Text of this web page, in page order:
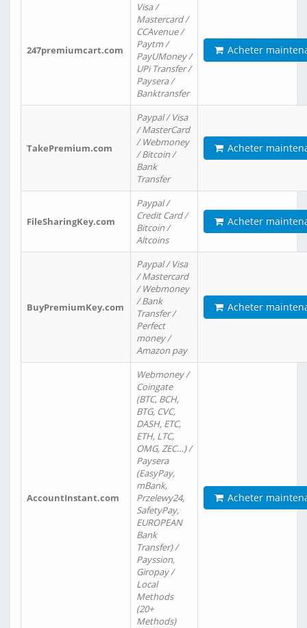
247premiumcart.com
Visa /
Mastercard /
CCAvenue /
Paytm /
PayUMoney /
UPi Transfer /
Paysera /
Banktransfer
Acheter
TakePremium.com
Paypal / Visa
/ MasterCard
/ Webmoney
/ Bitcoin /
Bank
Transfer
Acheter
FileSharingKey.com
Paypal /
Credit Card /
Bitcoin /
Altcoins
Acheter
BuyPremiumKey.com
Paypal / Visa
/ Mastercard
/ Webmoney
/ Bank
Transfer /
Perfect
money /
Amazon pay
Acheter
AccountInstant.com
Webmoney /
Coingate
(BTC, BCH,
BTG, CVC,
DASH, ETC,
ETH, LTC,
OMG, ZEC…) /
Paysera
(EasyPay,
mBank,
Przelewy24,
SafetyPay,
EUROPEAN
Bank
Transfer) /
Payssion,
Giropay /
Local
Methods
(20+
Methods)
Acheter